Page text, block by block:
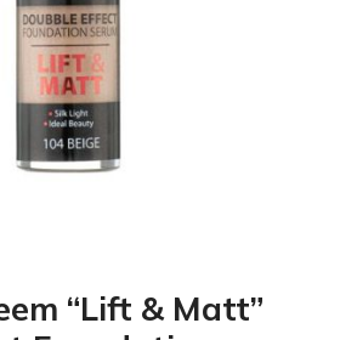
“Lift & Matt”